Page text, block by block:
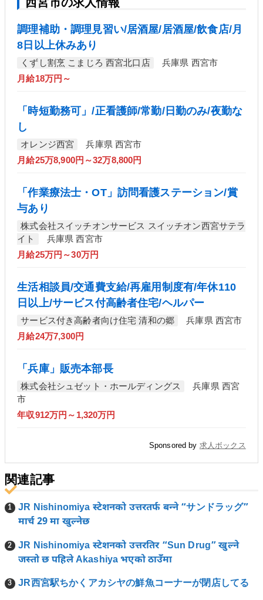
調理補助・調理見習い/居酒屋/居酒屋/飲食店/月
8日以上休みあり
くずし割烹 こまじろ 西宮北口店
兵庫県 西宮市
月給18万円～
「時短勤務可」/正看護師/常勤/日勤のみ/夜勤な
し
オレンジ西宮
兵庫県 西宮市
月給25万8,900円～32万8,800円
「作業療法士・OT」訪問看護ステーション/賞
与あり
株式会社スイッチオンサービス スイッチオン西宮サテラ
イト
兵庫県 西宮市
月給25万円～30万円
生活相談員/交通費支給/再雇用制度有/年休110
日以上/サービス付高齢者住宅/ヘルパー
サービス付き高齢者向け住宅 清和の郷
兵庫県 西宮市
月給24万7,300円
「兵庫」販売本部長
株式会社シュゼット・ホールディングス
兵庫県 西宮
市
年収912万円～1,320万円
Sponsored by 求人ボックス
関連記事
JR Nishinomiya स्टेशनको उत्तरतर्फ बन्ने “サンドラッグ”
मार्च 29 मा खुल्नेछ
JR Nishinomiya स्टेशनको उत्तरतिर “Sun Drug” खुल्ने
जस्तो छ पहिले Akashiya भएको ठाउँमा
JR西宮駅ちかくアカシヤの鮮魚コーナーが閉店してる